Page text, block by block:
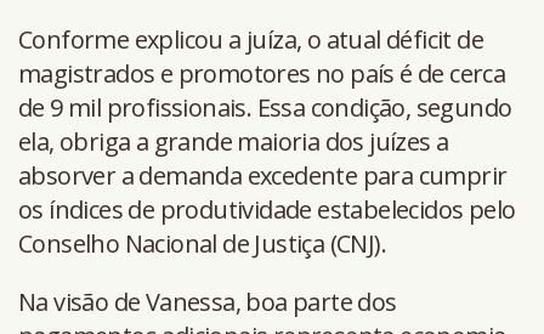
Conforme explicou a juíza, o atual déficit de
magistrados e promotores no país é de cerca
de 9 mil profissionais. Essa condição, segundo
ela, obriga a grande maioria dos juízes a
absorver a demanda excedente para cumprir
os índices de produtividade estabelecidos pelo
Conselho Nacional de Justiça (CNJ).
Na visão de Vanessa, boa parte dos